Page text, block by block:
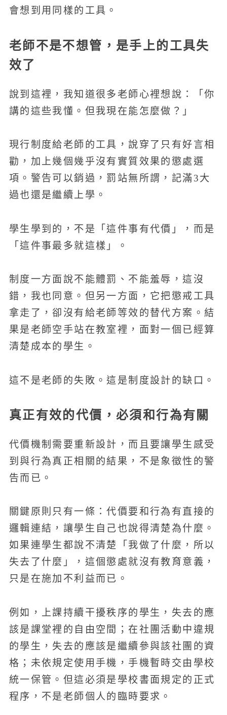
會想到用同樣的工具。
老師不是不想管，是手上的工具失
效了
說到這裡，我知道很多老師心裡想說：「你
講的這些我懂。但我現在能怎麼做？」
現行制度給老師的工具，說穿了只有好言相
勸，加上幾個幾乎沒有實質效果的懲處選
項。警告可以銷過，罰站無所謂，記滿3大
過也還是繼續上學。
學生學到的，不是「這件事有代價」，而是
「這件事最多就這樣」。
制度一方面說不能體罰、不能羞辱，這沒
錯，我也同意。但另一方面，它把懲戒工具
拿走了，卻沒有給老師等效的替代方案。結
果是老師空手站在教室裡，面對一個已經算
清楚成本的學生。
這不是老師的失敗。這是制度設計的缺口。
真正有效的代價，必須和行為有關
代價機制需要重新設計，而且要讓學生感受
到與行為真正相關的結果，不是象徵性的警
告而已。
關鍵原則只有一條：代價要和行為有直接的
邏輯連結，讓學生自己也說得清楚為什麼。
如果連學生都說不清楚「我做了什麼，所以
失去了什麼」，這個懲處就沒有教育意義，
只是在施加不利益而已。
例如，上課持續干擾秩序的學生，失去的應
該是課堂裡的自由空間；在社團活動中違規
的學生，失去的應該是繼續參與該社團的資
格；未依規定使用手機，手機暫時交由學校
統一保管。但這必須是學校書面規定的正式
程序，不是老師個人的臨時要求。